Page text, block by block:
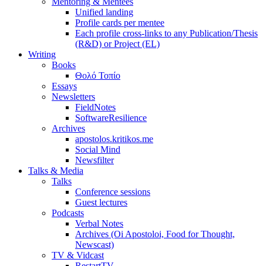
Unified landing
Profile cards per mentee
Each profile cross-links to any Publication/Thesis
(R&D) or Project (EL)
Writing
Books
Θολό Τοπίο
Essays
Newsletters
FieldNotes
SoftwareResilience
Archives
apostolos.kritikos.me
Social Mind
Newsfilter
Talks & Media
Talks
Conference sessions
Guest lectures
Podcasts
Verbal Notes
Archives (Oi Apostoloi, Food for Thought,
Newscast)
TV & Vidcast